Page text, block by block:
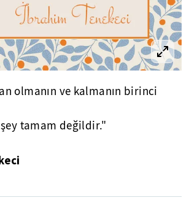
olmanın ve kalmanın birinci
tamam değildir."